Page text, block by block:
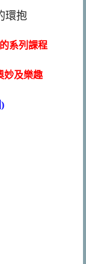
環抱
系列課程
妙及樂趣
)